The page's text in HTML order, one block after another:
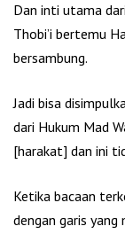
Dan inti utama
Thobi’i bertemu
bersambung.
Jadi bisa
dari Hukum Mad
[harakat] dan ini
Ketika bacaan
dengan garis